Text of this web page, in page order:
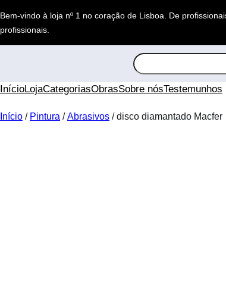
para
o
conteúdo
Bem-vindo à loja nº 1 no coração de Lisboa. De
profissionais
S
e
a
c
InícioLojaCategoriasObrasSobre nósTestemunhos
Início / Pintura /Abrasivos / disco diamantado Macfer